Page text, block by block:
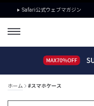
Safari公式ウェブマガジン
ホーム #スマホケース